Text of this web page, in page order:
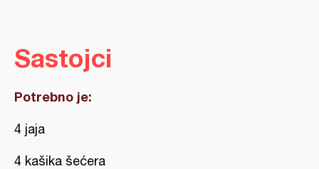
Sastojci
Potrebno je:
4 jaja
4 kašika šećera